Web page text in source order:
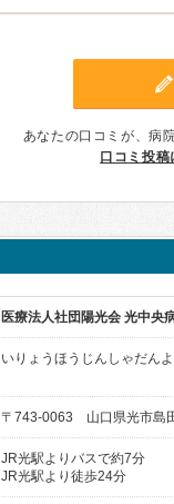
あなたの口コミが、病
口コミ投
医療法人社団陽光会 光中央
いりょうほうじんしゃだん
〒743-0063 山口県光市島
JR光駅よりバスで約7分
JR光駅より徒歩24分